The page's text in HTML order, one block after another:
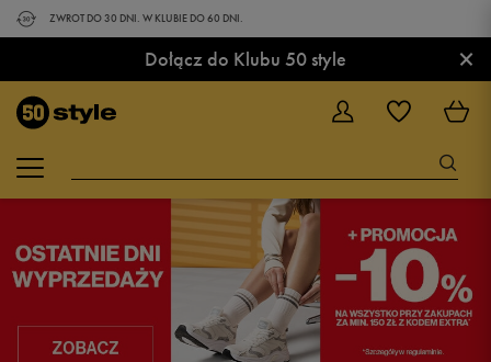
ZWROT DO 30 DNI. W KLUBIE DO 60 DNI.
Dołącz do Klubu 50 style ×